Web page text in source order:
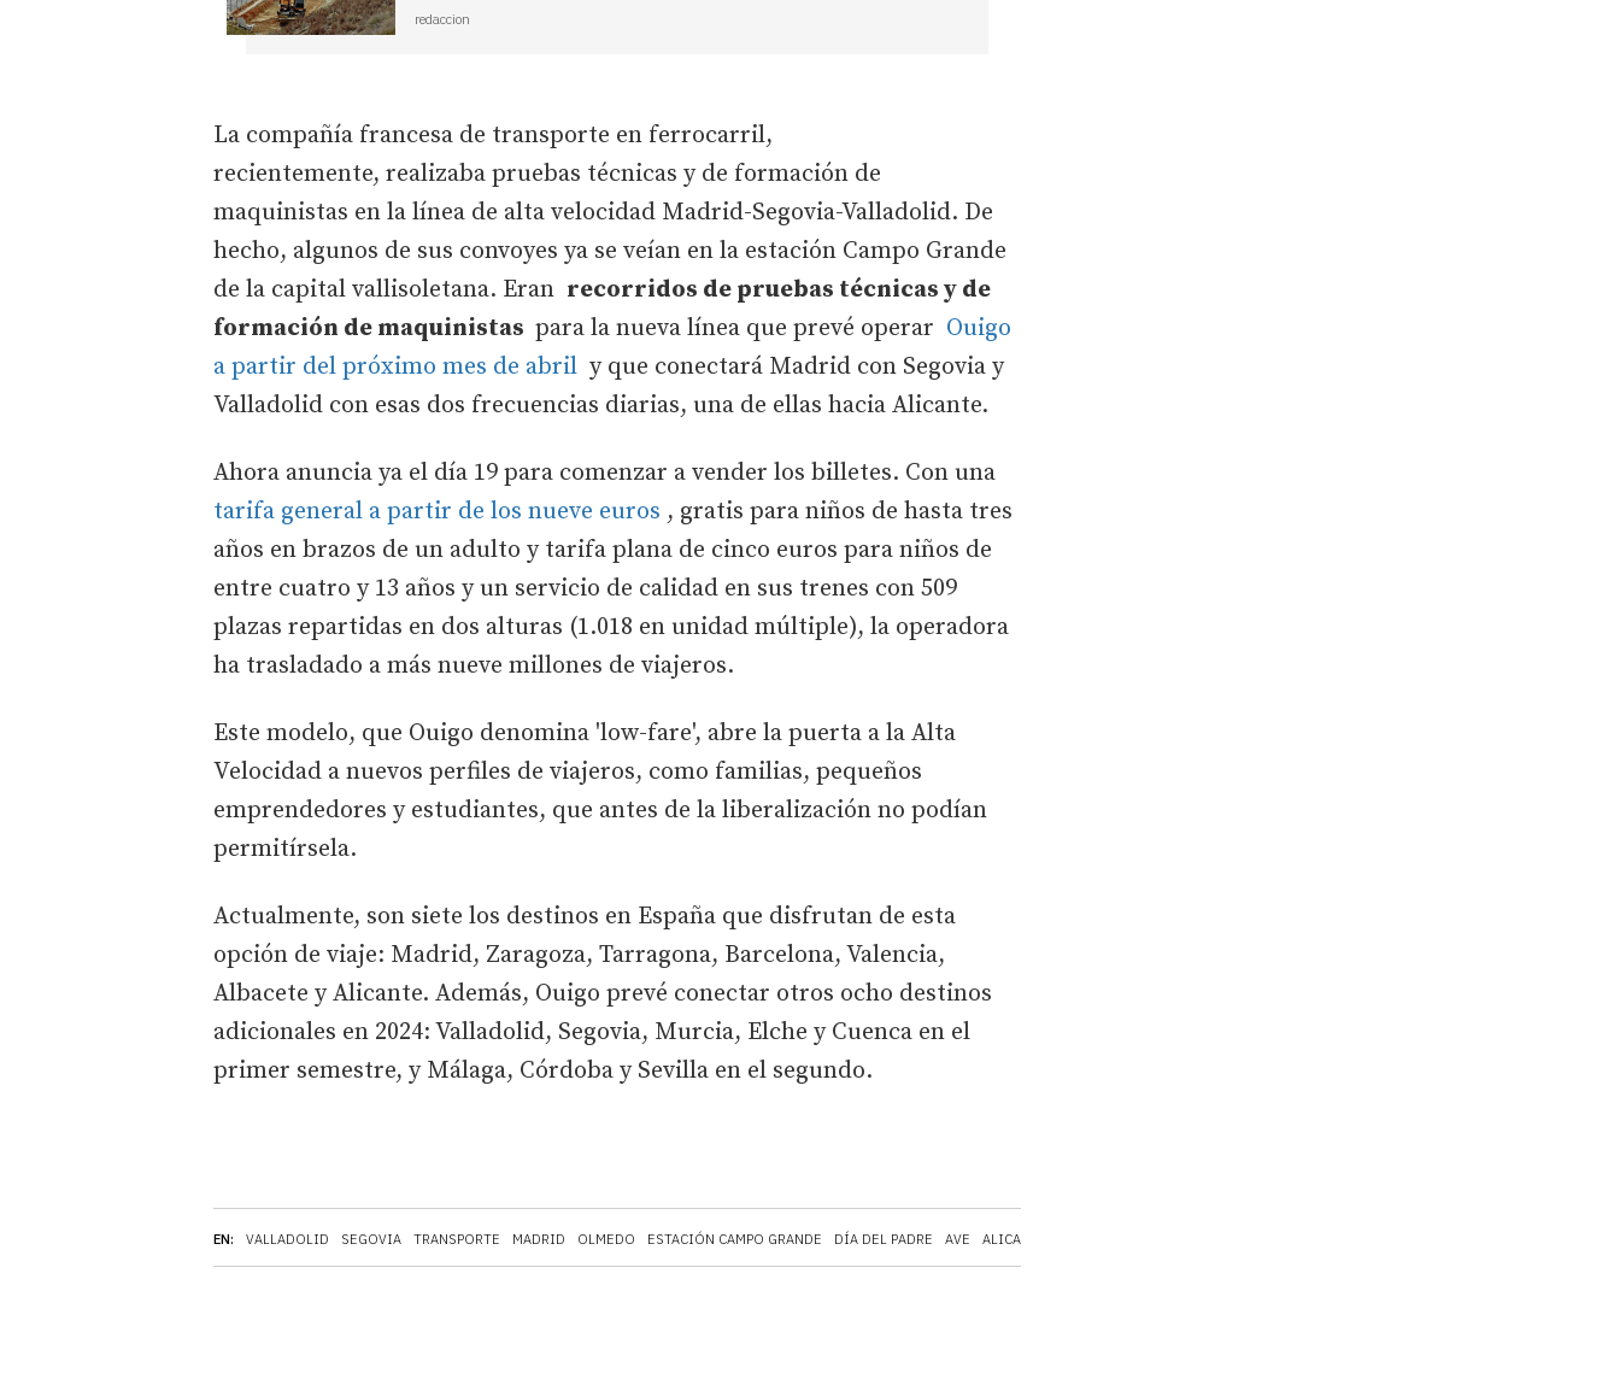
EN: VALLADOLID SEGOVIA TRANSPORTE MADRID OLMEDO ESTACIÓN CAMPO GRANDE DÍA DEL PADRE AVE ALICANTE
redaccion
La compañía francesa de transporte en ferrocarril,
recientemente, realizaba pruebas técnicas y de formación de
maquinistas en la línea de alta velocidad Madrid-Segovia-Valladolid. De
hecho, algunos de sus convoyes ya se veían en la estación Campo Grande
de la capital vallisoletana. Eran recorridos de pruebas técnicas y de
formación de maquinistas para la nueva línea que prevé operar Ouigo
a partir del próximo mes de abril y que conectará Madrid con Segovia y
Valladolid con esas dos frecuencias diarias, una de ellas hacia Alicante.
Ahora anuncia ya el día 19 para comenzar a vender los billetes. Con una
tarifa general a partir de los nueve euros , gratis para niños de hasta tres
años en brazos de un adulto y tarifa plana de cinco euros para niños de
entre cuatro y 13 años y un servicio de calidad en sus trenes con 509
plazas repartidas en dos alturas (1.018 en unidad múltiple), la operadora
ha trasladado a más nueve millones de viajeros.
Este modelo, que Ouigo denomina 'low-fare', abre la puerta a la Alta
Velocidad a nuevos perfiles de viajeros, como familias, pequeños
emprendedores y estudiantes, que antes de la liberalización no podían
permitírsela.
Actualmente, son siete los destinos en España que disfrutan de esta
opción de viaje: Madrid, Zaragoza, Tarragona, Barcelona, Valencia,
Albacete y Alicante. Además, Ouigo prevé conectar otros ocho destinos
adicionales en 2024: Valladolid, Segovia, Murcia, Elche y Cuenca en el
primer semestre, y Málaga, Córdoba y Sevilla en el segundo.